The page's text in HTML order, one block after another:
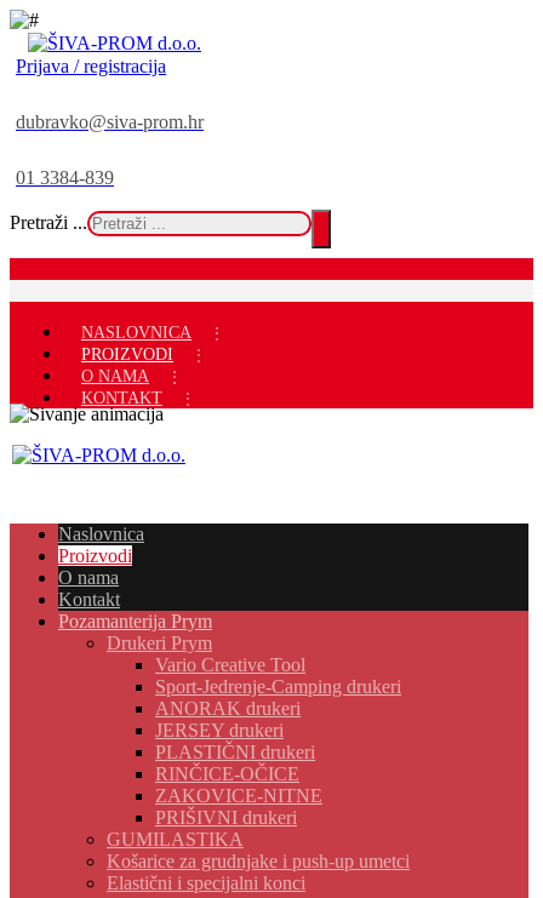
Prijava / registracija
dubravko@siva-prom.hr
01 3384-839
Pretraži ...
NASLOVNICA
PROIZVODI
O NAMA
KONTAKT
Naslovnica
Proizvodi
O nama
Kontakt
Pozamanterija Prym
Drukeri Prym
Vario Creative Tool
Sport-Jedrenje-Camping drukeri
ANORAK drukeri
JERSEY drukeri
PLASTIČNI drukeri
RINČICE-OČICE
ZAKOVICE-NITNE
PRIŠIVNI drukeri
GUMILASTIKA
Košarice za grudnjake i push-up umetci
Elastični i specijalni konci